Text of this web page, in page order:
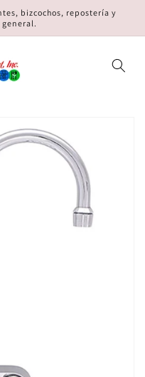
bizcochos, repostería y
general.